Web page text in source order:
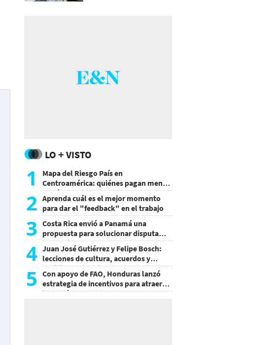
LO + VISTO
1
Mapa del Riesgo País en
Centroamérica: quiénes pagan menos
y cuáles mejoraron
2 Aprenda cuál es el mejor momento
para dar el "feedback" en el trabajo
3 Costa Rica envió a Panamá una
propuesta para solucionar disputa
comercial
4 Juan José Gutiérrez y Felipe Bosch:
lecciones de cultura, acuerdos y
decisiones sin miedo
5
Con apoyo de FAO, Honduras lanzó
estrategia de incentivos para atraer
inversión al agro